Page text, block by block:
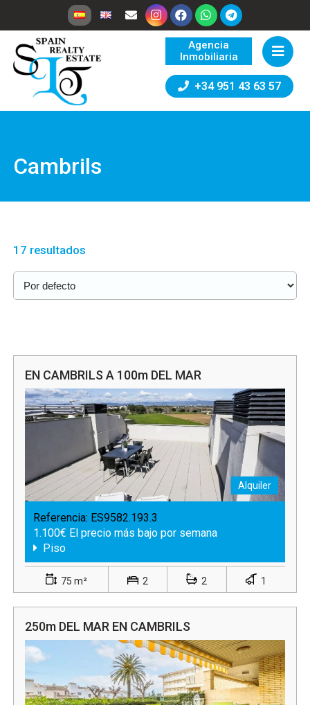
+34 951 43 63 57
Agencia
Inmobiliaria
Cambrils
17 resultados
EN CAMBRILS A 100m DEL MAR
Alquiler
Referencia: ES9582.193.3
1.100€ El precio más bajo por semana
Piso
75 m² 2 2 1
250m DEL MAR EN CAMBRILS